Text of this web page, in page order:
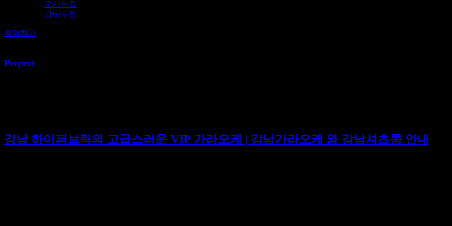
오시는길
강남구청
예약하기
Perpect
강남 하이퍼브릭의 고급스러운 VIP 가라오케 | 강남가라오케 와 강남셔츠룸 안내